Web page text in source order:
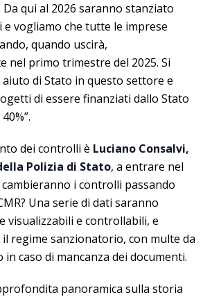
qui al 2026 saranno stanziato
vogliamo che tutte le imprese
quando uscirà,
nel primo trimestre del 2025. Si
di Stato in questo settore e
di essere finanziati dallo Stato
dei controlli è Luciano Consalvi,
Polizia di Stato, a entrare nel
i controlli passando
Una serie di dati saranno
visualizzabili e controllabili, e
il regime sanzionatorio, con multe da
in caso di mancanza dei documenti.
panoramica sulla storia